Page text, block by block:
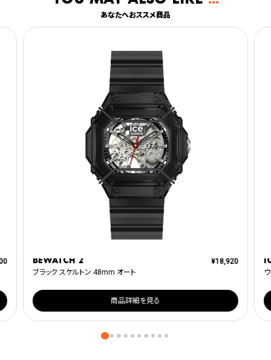
あなたへおススメ商品
BEWATCH 2
ブラック スケルトン 48mm オート
¥18,920
商品詳細を見る